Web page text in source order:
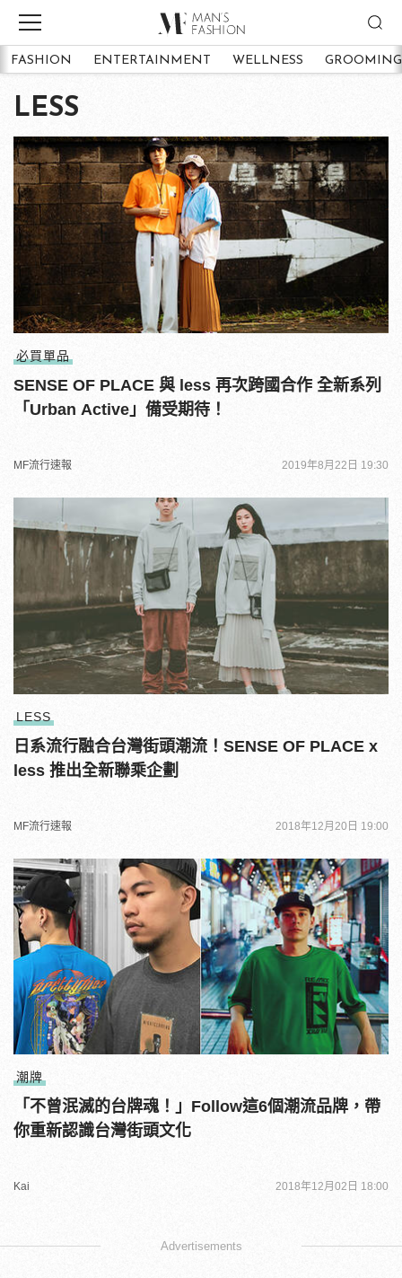
FASHION ENTERTAINMENT WELLNESS GROOMING
LESS
必買單品
SENSE OF PLACE 與 less 再次跨國合作 全新系列
「Urban Active」備受期待！
MF流行速報 2019年8月22日 19:30
LESS
日系流行融合台灣街頭潮流！SENSE OF PLACE x
less 推出全新聯乘企劃
MF流行速報 2018年12月20日 19:00
潮牌
「不曾泯滅的台牌魂！」Follow這6個潮流品牌，帶
你重新認識台灣街頭文化
Kai 2018年12月02日 18:00
Advertisements